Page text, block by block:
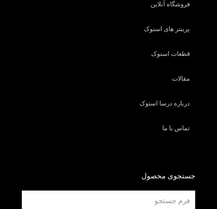
فروشگاه آنلاین
پرینتر های استوک
قطعات استوک
مقالات
درباره درسا استوک
تماس با ما
جستجوی محصول